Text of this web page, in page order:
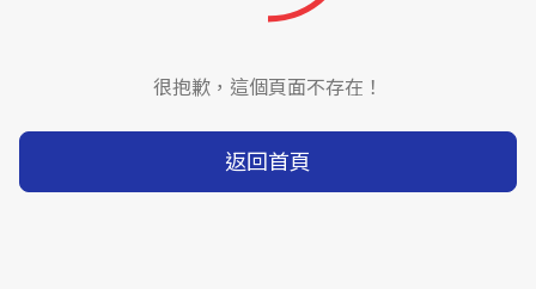
很抱歉，這個頁面不存在！
返回首頁